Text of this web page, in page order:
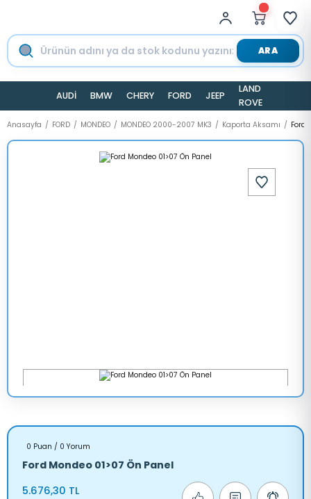
ARA
AUDİ BMW CHERY FORD JEEP
LAND
ROVER
Anasayfa FORD MONDEO MONDEO 2000-2007 MK3 Kaporta Aksamı Ford
0 Puan / 0 Yorum
Ford Mondeo 01>07 Ön Panel
5.676,30 TL